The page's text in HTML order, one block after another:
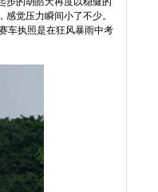
觉压力瞬间小了不少。
车执照是在狂风暴雨中考